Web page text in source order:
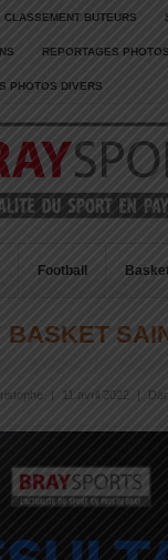
CLASSEMENT BUTEURS
REPORTAGES
PHOTOS DIVERS
Football
BASKET
11 avril 2022